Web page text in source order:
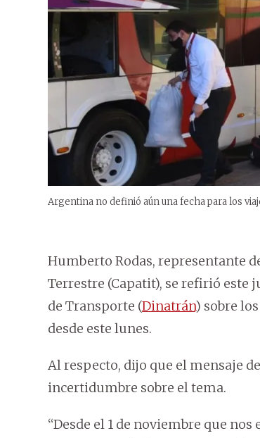
Argentina no definió aún una fecha para los
Humberto Rodas, representante
Terrestre (Capatit), se refirió este
de Transporte (Dinatrán) sobre
desde este lunes.
Al respecto, dijo que el mensaje
incertidumbre sobre el tema.
“Desde el 1 de noviembre que